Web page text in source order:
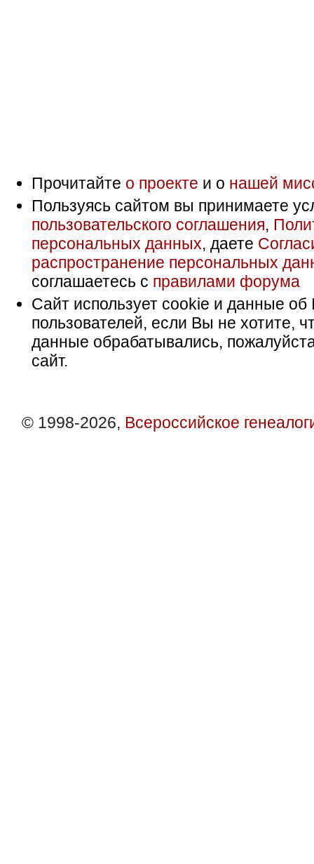
Прочитайте о проекте и о нашей
Пользуясь сайтом вы принимаете
пользовательского соглашения,
персональных данных, даете
распространение персональных
соглашаетесь с правилами форума
Сайт использует cookie и данные об
пользователей, если Вы не хотите,
данные обрабатывались,
сайт.
© 1998-2026, Всероссийское